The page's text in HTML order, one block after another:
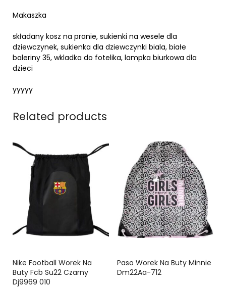
Makaszka
składany kosz na pranie, sukienki na wesele dla
dziewczynek, sukienka dla dziewczynki biala, białe
baleriny 35, wkladka do fotelika, lampka biurkowa dla
dzieci
yyyyy
Related products
Nike Football Worek Na
Buty Fcb Su22 Czarny
Dj9969 010
Paso Worek Na Buty Minnie
Dm22Aa-712